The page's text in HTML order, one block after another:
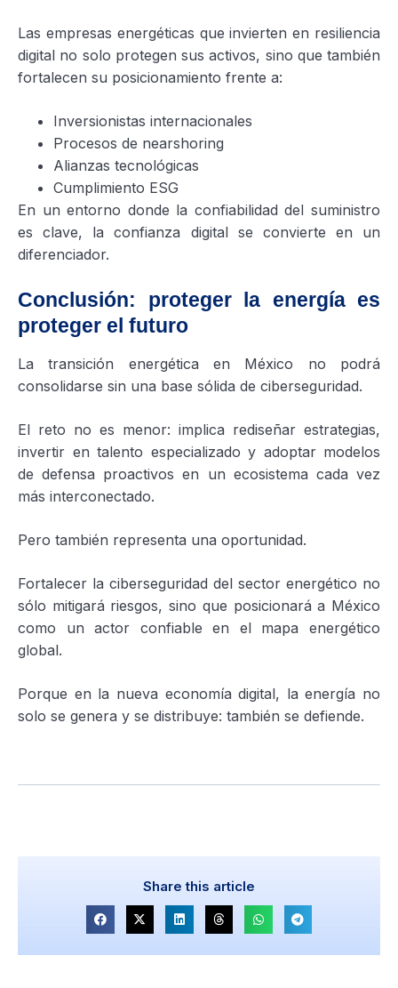
Las empresas energéticas que invierten en resiliencia
digital no solo protegen sus activos, sino que también
fortalecen su posicionamiento frente a:
Inversionistas internacionales
Procesos de nearshoring
Alianzas tecnológicas
Cumplimiento ESG
En un entorno donde la confiabilidad del suministro
es clave, la confianza digital se convierte en un
diferenciador.
Conclusión: proteger la energía es
proteger el futuro
La transición energética en México no podrá
consolidarse sin una base sólida de ciberseguridad.
El reto no es menor: implica rediseñar estrategias,
invertir en talento especializado y adoptar modelos
de defensa proactivos en un ecosistema cada vez
más interconectado.
Pero también representa una oportunidad.
Fortalecer la ciberseguridad del sector energético no
sólo mitigará riesgos, sino que posicionará a México
como un actor confiable en el mapa energético
global.
Porque en la nueva economía digital, la energía no
solo se genera y se distribuye: también se defiende.
Share this article